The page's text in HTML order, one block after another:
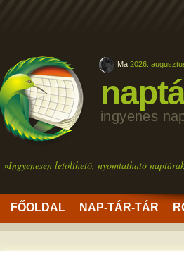
ingyenes
»Ingyenesen letölthető, nyomtatható
FŐOLDAL NAP-TÁR-TÁR
Ma 2026.